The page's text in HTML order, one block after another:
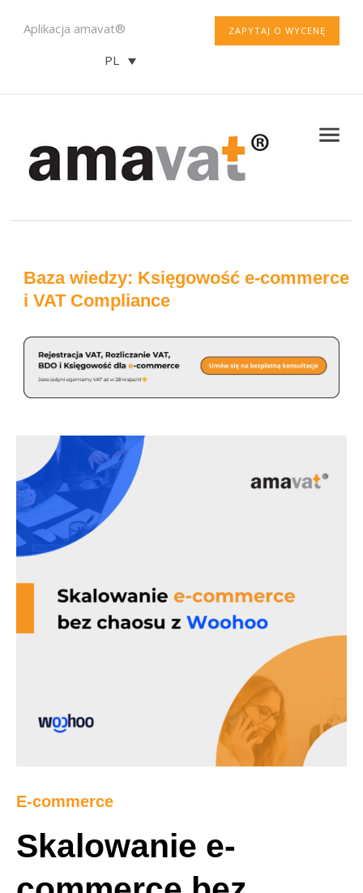
ZAPYTAJ O WYCENĘ
Aplikacja amavat®
PL
Baza wiedzy: Księgowość e-commerce
i VAT Compliance
E-commerce
Skalowanie e-